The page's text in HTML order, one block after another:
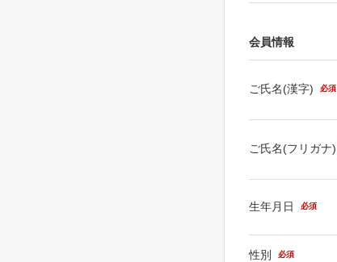
会員情報
ご氏名(漢字) 必須
ご氏名(フリガナ)
生年月日 必須
性別 必須